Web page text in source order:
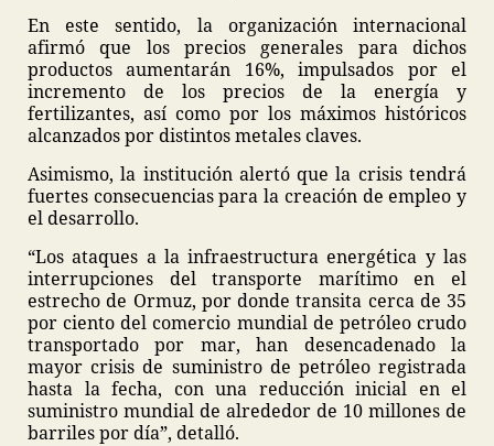
En este sentido, la organización internacional
afirmó que los precios generales para dichos
productos aumentarán 16%, impulsados por el
incremento de los precios de la energía y
fertilizantes, así como por los máximos históricos
alcanzados por distintos metales claves.
Asimismo, la institución alertó que la crisis tendrá
fuertes consecuencias para la creación de empleo y
el desarrollo.
“Los ataques a la infraestructura energética y las
interrupciones del transporte marítimo en el
estrecho de Ormuz, por donde transita cerca de 35
por ciento del comercio mundial de petróleo crudo
transportado por mar, han desencadenado la
mayor crisis de suministro de petróleo registrada
hasta la fecha, con una reducción inicial en el
suministro mundial de alrededor de 10 millones de
barriles por día”, detalló.